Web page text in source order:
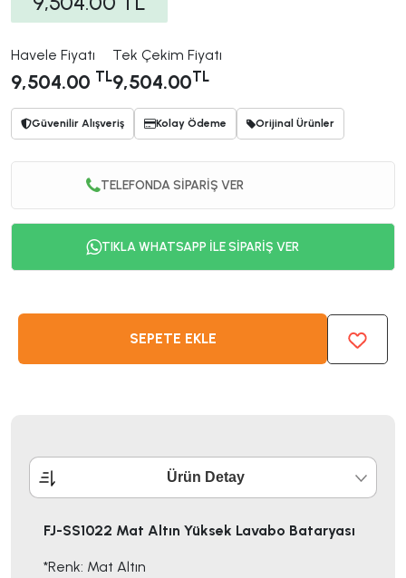
Havele Fiyatı
9,504.00 TL
Tek Çekim Fiyatı
9,504.00TL
Güvenilir Alışveriş Kolay Ödeme Orijinal Ürünler
TELEFONDA SİPARİŞ VER
TIKLA WHATSAPP İLE SİPARİŞ VER
SEPETE EKLE
Ürün Detay
FJ-SS1022 Mat Altın Yüksek Lavabo Bataryası
*Renk: Mat Altın